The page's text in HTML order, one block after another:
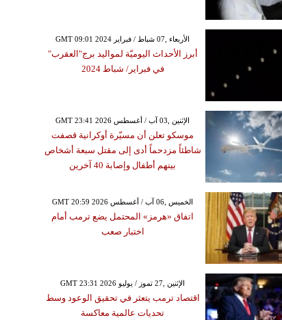
GMT 09:01 2024 الأربعاء ,07 شباط / فبراير
أبرز الأحداث اليوميّة لمواليد برج"العقرب"
في فبراير/ شباط 2024
GMT 23:41 2026 الإثنين ,03 آب / أغسطس
موسكو تعلن أن مسيّرة أوكرانية قصفت
شاطئاً مزدحماً أدى إلى مقتل سبعة أشخاص
بينهم أطفال وإصابة 40 آخرين
GMT 20:59 2026 الخميس ,06 آب / أغسطس
اتفاق «هرمز» المحتمل يضع ترمب أمام
اختبار صعب
GMT 23:31 2026 الإثنين ,27 تموز / يوليو
اقتصاد ترمب يتعثر في تحقيق الوعود وسط
تحديات عالمية معاكسة